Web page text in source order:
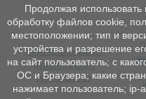
Министерство социального
развития, опеки и
попечительства
Продолжая использовать
обработку файлов cookie,
местоположении; тип и
устройства и разрешение
на сайт пользователь; с
ОС и Браузера; какие
нажимает пользователь;